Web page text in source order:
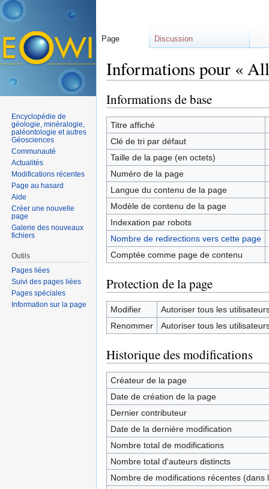
Informations pour «
Informations de base
Titre affiché
Clé de tri par défaut
Taille de la page (en octets)
Numéro de la page
Langue du contenu de la page
Modèle de contenu de la page
Indexation par robots
Nombre de redirections vers cette page
Comptée comme page de contenu
Protection de la page
Modifier
Autoriser tous les
Renommer
Autoriser tous les
Historique des modifications
Créateur de la page
Date de création de la page
Dernier contributeur
Date de la dernière modification
Nombre total de modifications
Nombre total d'auteurs distincts
Nombre de modifications récentes (dans
Page Discussion
Encyclopédie de
géologie, minéralogie,
paléontologie et autres
Géosciences
Communauté
Actualités
Modifications récentes
Page au hasard
Aide
Créer une nouvelle
page
Galerie des nouveaux
fichiers
Outils
Pages liées
Suivi des pages liées
Pages spéciales
Information sur la page